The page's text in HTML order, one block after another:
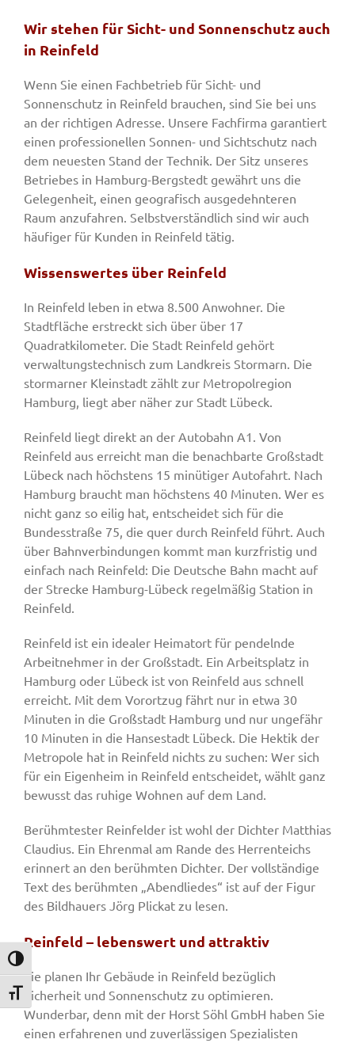
Umschalten auf hohe Kontraste
Schrift vergrößern
Wir stehen für Sicht- und Sonnenschutz auch
in Reinfeld
Wenn Sie einen Fachbetrieb für Sicht- und
Sonnenschutz in Reinfeld brauchen, sind Sie bei uns
an der richtigen Adresse. Unsere Fachfirma garantiert
einen professionellen Sonnen- und Sichtschutz nach
dem neuesten Stand der Technik. Der Sitz unseres
Betriebes in Hamburg-Bergstedt gewährt uns die
Gelegenheit, einen geografisch ausgedehnteren
Raum anzufahren. Selbstverständlich sind wir auch
häufiger für Kunden in Reinfeld tätig.
Wissenswertes über Reinfeld
In Reinfeld leben in etwa 8.500 Anwohner. Die
Stadtfläche erstreckt sich über über 17
Quadratkilometer. Die Stadt Reinfeld gehört
verwaltungstechnisch zum Landkreis Stormarn. Die
stormarner Kleinstadt zählt zur Metropolregion
Hamburg, liegt aber näher zur Stadt Lübeck.
Reinfeld liegt direkt an der Autobahn A1. Von
Reinfeld aus erreicht man die benachbarte Großstadt
Lübeck nach höchstens 15 minütiger Autofahrt. Nach
Hamburg braucht man höchstens 40 Minuten. Wer es
nicht ganz so eilig hat, entscheidet sich für die
Bundesstraße 75, die quer durch Reinfeld führt. Auch
über Bahnverbindungen kommt man kurzfristig und
einfach nach Reinfeld: Die Deutsche Bahn macht auf
der Strecke Hamburg-Lübeck regelmäßig Station in
Reinfeld.
Reinfeld ist ein idealer Heimatort für pendelnde
Arbeitnehmer in der Großstadt. Ein Arbeitsplatz in
Hamburg oder Lübeck ist von Reinfeld aus schnell
erreicht. Mit dem Vorortzug fährt nur in etwa 30
Minuten in die Großstadt Hamburg und nur ungefähr
10 Minuten in die Hansestadt Lübeck. Die Hektik der
Metropole hat in Reinfeld nichts zu suchen: Wer sich
für ein Eigenheim in Reinfeld entscheidet, wählt ganz
bewusst das ruhige Wohnen auf dem Land.
Berühmtester Reinfelder ist wohl der Dichter Matthias
Claudius. Ein Ehrenmal am Rande des Herrenteichs
erinnert an den berühmten Dichter. Der vollständige
Text des berühmten „Abendliedes“ ist auf der Figur
des Bildhauers Jörg Plickat zu lesen.
Reinfeld – lebenswert und attraktiv
Sie planen Ihr Gebäude in Reinfeld bezüglich
Sicherheit und Sonnenschutz zu optimieren.
Wunderbar, denn mit der Horst Söhl GmbH haben Sie
einen erfahrenen und zuverlässigen Spezialisten